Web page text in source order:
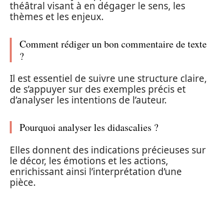
théâtral visant à en dégager le sens, les
thèmes et les enjeux.
Comment rédiger un bon commentaire de texte
?
Il est essentiel de suivre une structure claire,
de s’appuyer sur des exemples précis et
d’analyser les intentions de l’auteur.
Pourquoi analyser les didascalies ?
Elles donnent des indications précieuses sur
le décor, les émotions et les actions,
enrichissant ainsi l’interprétation d’une
pièce.